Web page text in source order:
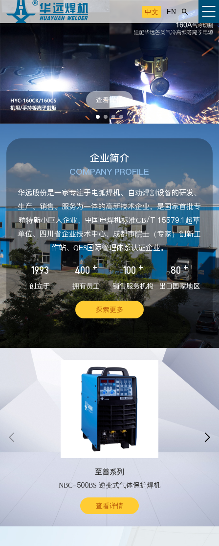
中文 EN 
查看详情
企业简介
COMPANY PROFILE
华远股份是一家专注于电弧焊机、自动焊割设备的研发、
生产、销售、服务为一体的高新技术企业，是国家首批专
精特新小巨人企业、中国电焊机标准GB/T 15579.1起草
单位、四川省企业技术中心、成都市院士（专家）创新工
作站、QES国际管理体系认证企业。
1993
创立于
400 +
拥有员工
100 +
销售服务机构
80 +
出口国家地区
探索更多
至善系列
NBC-500BS 逆变式气体保护焊机
查看详情
 